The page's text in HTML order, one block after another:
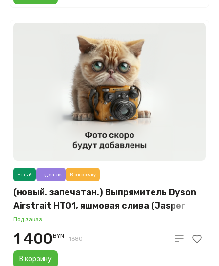
(новый. запечатан.) Выпрямитель Dyson
Airstrait HT01, яшмовая слива (Jasper
Plum)
Под заказ
В корзину
Новый Под заказ В рассрочку
1 400BYN 1680